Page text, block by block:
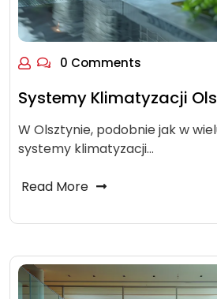
0 Comments
Systemy Klimatyzacji
W Olsztynie, podobnie jak w
systemy klimatyzacji…
Read More